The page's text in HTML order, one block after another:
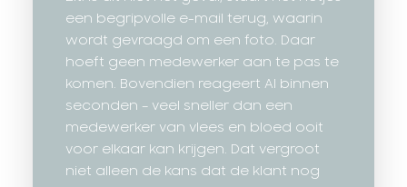
een begripvolle e-mail terug, waarin
wordt gevraagd om een foto. Daar
hoeft geen medewerker aan te pas te
komen. Bovendien reageert AI binnen
seconden – veel sneller dan een
medewerker van vlees en bloed ooit
voor elkaar kan krijgen. Dat vergroot
niet alleen de kans dat de klant nog